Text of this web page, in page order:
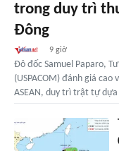
trong duy trì
Đông
9 giờ
Đô đốc Samuel Paparo,
(USPACOM) đánh giá
ASEAN, duy trì trật tự